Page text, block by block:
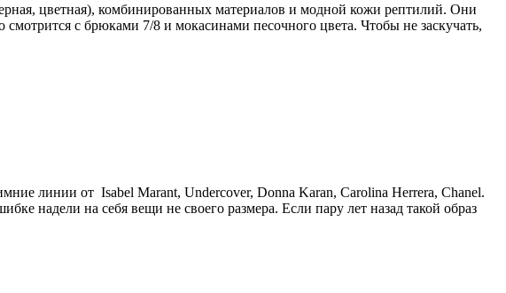
цветная), комбинированных материалов и модной кожи рептилий. Они
с брюками 7/8 и мокасинами песочного цвета. Чтобы не заскучать,
линии от Isabel Marant, Undercover, Donna Karan, Carolina Herrera, Chanel.
надели на себя вещи не своего размера. Если пару лет назад такой образ